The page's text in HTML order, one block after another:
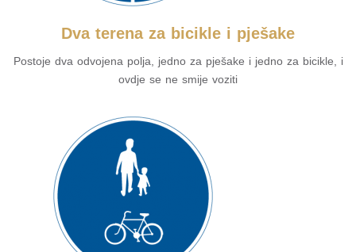
Dva terena za bicikle i pješake
Postoje dva odvojena polja, jedno za pješake i jedno za bicikle, i
ovdje se ne smije voziti